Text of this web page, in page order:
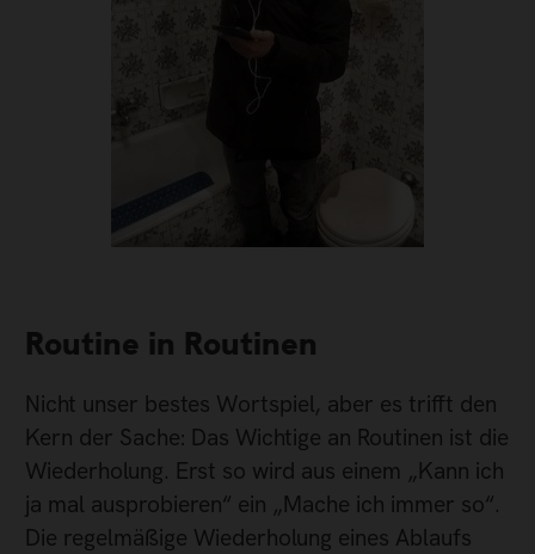
Routine in Routinen
Nicht unser bestes Wortspiel, aber es trifft den
Kern der Sache: Das Wichtige an Routinen ist die
Wiederholung. Erst so wird aus einem „Kann ich
ja mal ausprobieren“ ein „Mache ich immer so“.
Die regelmäßige Wiederholung eines Ablaufs